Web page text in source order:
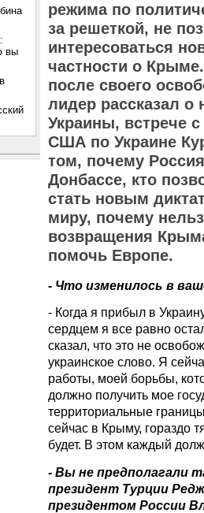
вы
режима по
за решеткой, не
интересоваться
частности о
после своего
лидер рассказал о
Украины, встрече
США по Украине
том, почему
Донбассе, кто
стать новым
миру, почему
возвращения
помочь Европе.
- Что изменилось в
- Когда я прибыл в
сердцем я все равно
сказал, что это не
украинское слово. Я
работы, моей борьбы,
должно получить мое
территориальные
сейчас в Крыму, гораздо
будет. В этом каждый
- Вы не предполагали
президент Турции
президентом России